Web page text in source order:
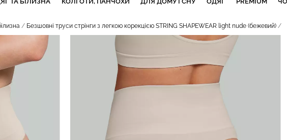
Безшовні труси стрінги з легкою корекцією STRING SHAPEWEAR light nude (бежевий)